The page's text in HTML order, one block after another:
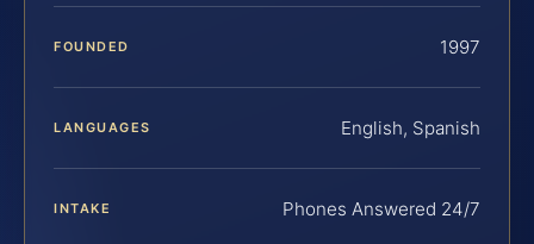
FOUNDED 1997
LANGUAGES English, Spanish
INTAKE Phones Answered 24/7